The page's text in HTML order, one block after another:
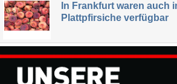
In Frankfurt waren auch
Plattpfirsiche verfügbar